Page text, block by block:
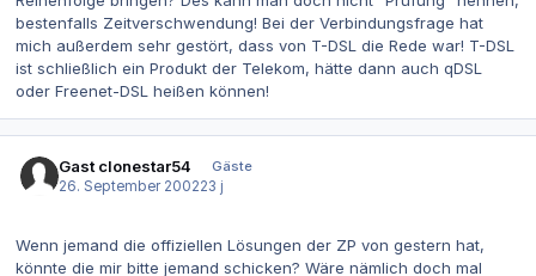
bestenfalls Zeitverschwendung! Bei der Verbindungsfrage hat
mich außerdem sehr gestört, dass von T-DSL die Rede war! T-DSL
ist schließlich ein Produkt der Telekom, hätte dann auch qDSL
oder Freenet-DSL heißen können!
Gast clonestar54
Gäste
26. September 200223 j
Wenn jemand die offiziellen Lösungen der ZP von gestern hat,
könnte die mir bitte jemand schicken? Wäre nämlich doch mal